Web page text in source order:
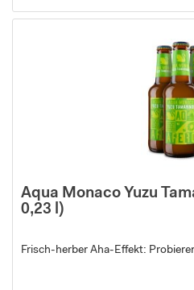
Aqua Monaco Yuzu
0,23 l)
Frisch-herber Aha-Effekt: